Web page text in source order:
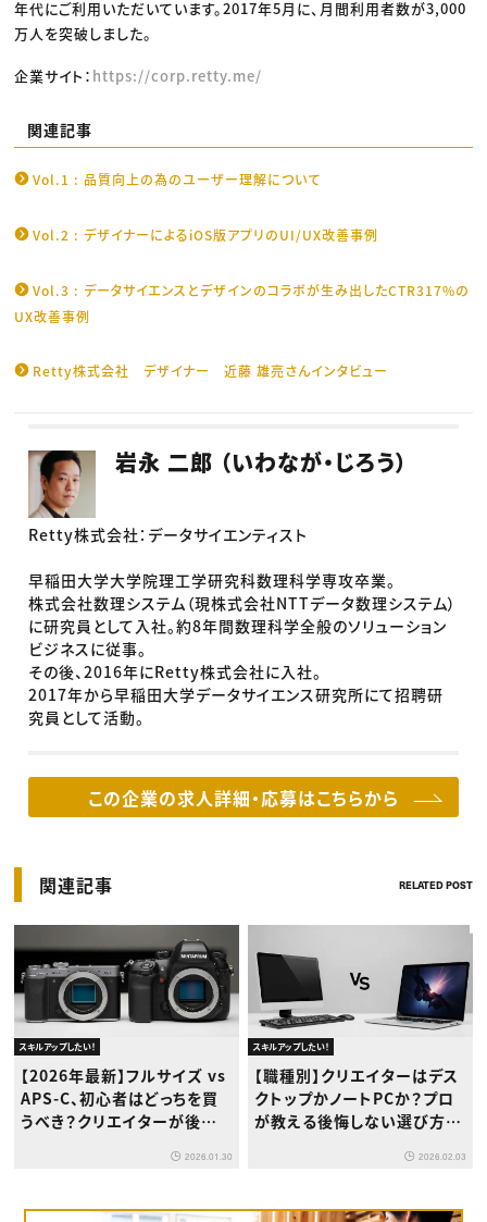
年代にご利用いただいています。2017年5月に、月間利用者数が3,000
万人を突破しました。
企業サイト： https://corp.retty.me/
関連記事
Vol.1 : 品質向上の為のユーザー理解について
Vol.2 : デザイナーによるiOS版アプリのUI/UX改善事例
Vol.3 : データサイエンスとデザインのコラボが生み出したCTR317%の
UX改善事例
Retty株式会社 デザイナー 近藤 雄亮さんインタビュー
岩永 二郎 （いわなが・じろう）
Retty株式会社：データサイエンティスト
早稲田大学大学院理工学研究科数理科学専攻卒業。
株式会社数理システム（現株式会社NTTデータ数理システム）
に研究員として入社。約8年間数理科学全般のソリューション
ビジネスに従事。
その後、2016年にRetty株式会社に入社。
2017年から早稲田大学データサイエンス研究所にて招聘研
究員として活動。
この企業の求人詳細・応募はこちらから
関連記事 RELATED POST
スキルアップしたい！
【2026年最新】フルサイズ vs
APS-C、初心者はどっちを買
うべき？クリエイターが後悔し
2026.01.30
スキルアップしたい！
【職種別】クリエイターはデス
クトップかノートPCか？プロ
が教える後悔しない選び方と
2026.02.03